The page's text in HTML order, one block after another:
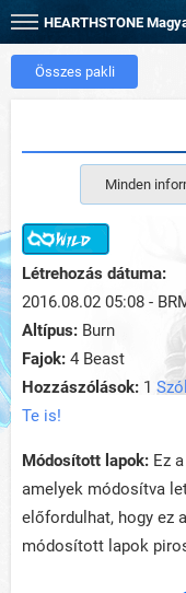
HEARTHSTONE
Összes pakli
Minden
Létrehozás dátuma:
2016.08.02 05:08 -
Altípus: Burn
Fajok: 4 Beast
Hozzászólások: 1
Te is!
Módosított lapok: Ez
amelyek módosítva
előfordulhat, hogy ez
módosított lapok